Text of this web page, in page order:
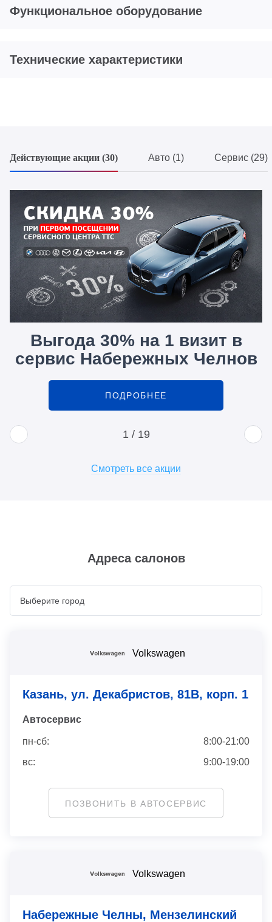
Функциональное оборудование
Технические характеристики
Действующие акции (30) Авто (1) Сервис (29)
Выгода 30% на 1 визит в
сервис Набережных Челнов
ПОДРОБНЕЕ
1 / 19
Смотреть все акции
Адреса салонов
Volkswagen
Казань, ул. Декабристов, 81В, корп. 1
Автосервис
пн-сб:
8:00-21:00
вс:
9:00-19:00
ПОЗВОНИТЬ В АВТОСЕРВИС
Volkswagen
Набережные Челны, Мензелинский